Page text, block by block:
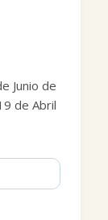
Junio de
de Abril